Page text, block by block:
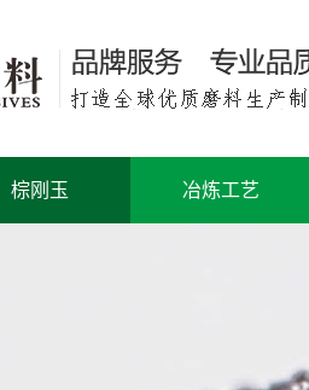
棕刚玉 冶炼工艺